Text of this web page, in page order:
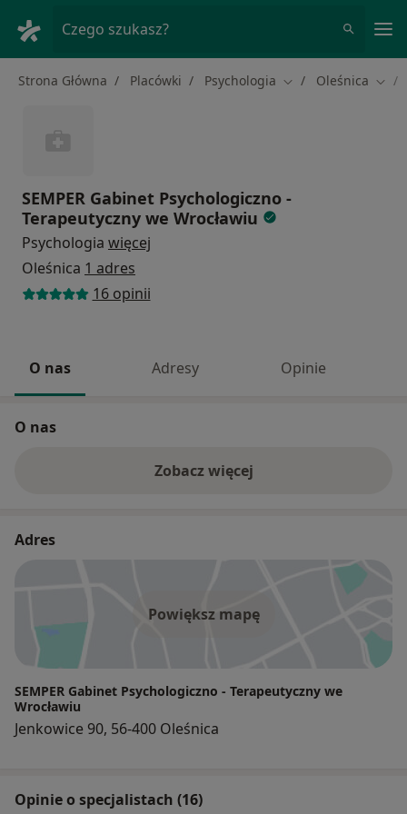
Czego szukasz?
Strona Główna Placówki Psychologia Zmień miasto
Oleśnica
SEMPER Gabinet Psychologiczno -
Terapeutyczny we Wrocławiu
Psychologia więcej
Oleśnica 1 adres
16 opinii
O nas Adresy Opinie
O nas
Zobacz więcej
Adres
Powiększ mapę
SEMPER Gabinet Psychologiczno - Terapeutyczny we
Wrocławiu
Jenkowice 90, 56-400 Oleśnica
Opinie o specjalistach (16)